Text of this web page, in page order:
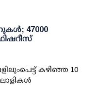
47000
കഴിഞ്ഞ 10